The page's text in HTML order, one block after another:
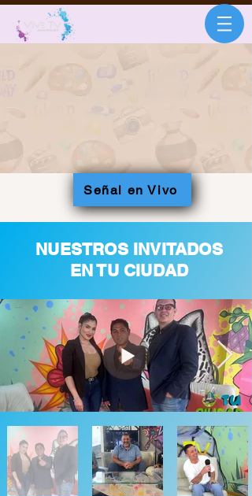
Señal en Vivo
NUESTROS INVITADOS
EN TU CIUDAD